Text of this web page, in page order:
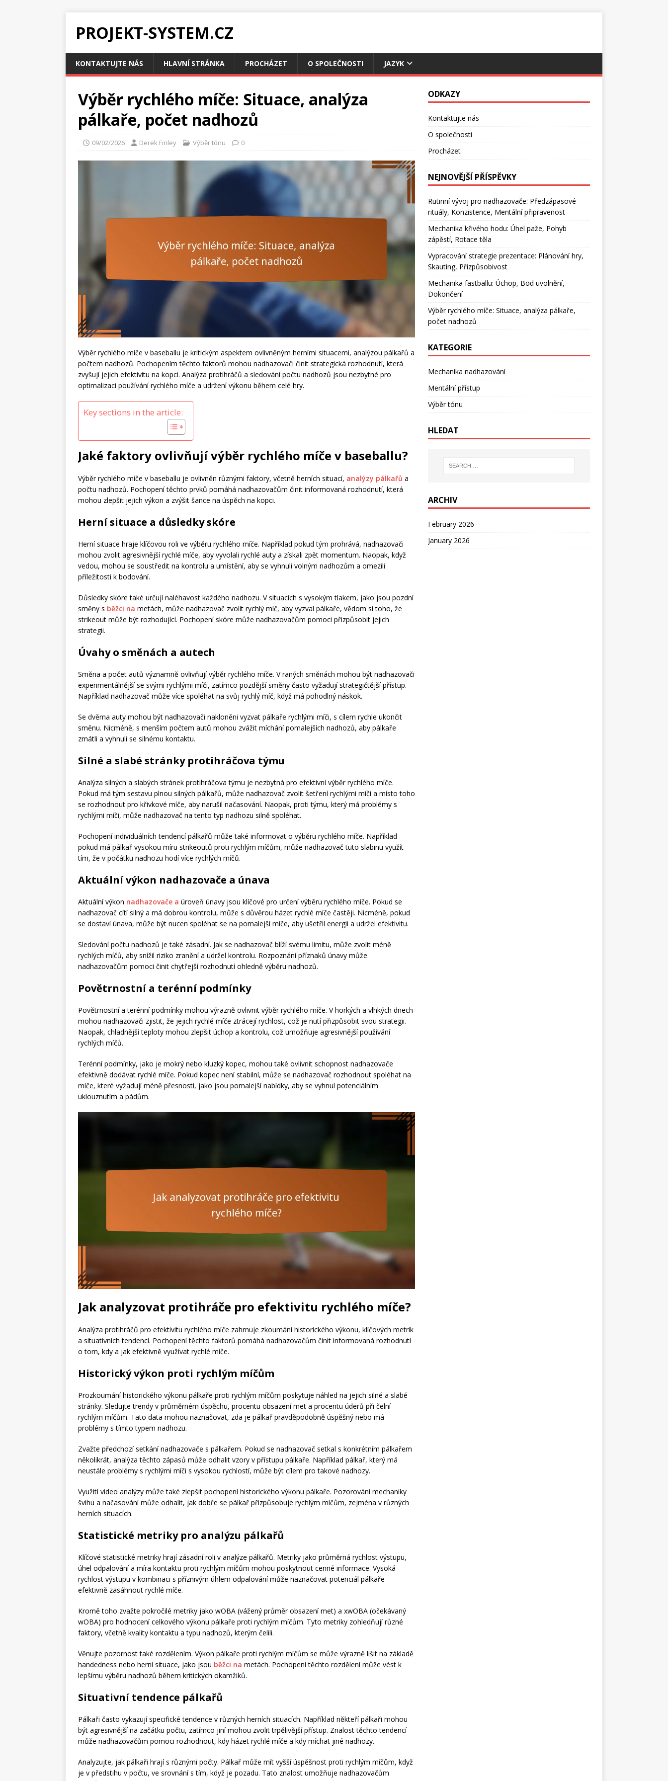
PROJEKT-SYSTEM.CZ
KONTAKTUJTE NÁS HLAVNÍ STRÁNKA PROCHÁZET O SPOLEČNOSTI JAZYK
Výběr rychlého míče: Situace, analýza
pálkaře, počet nadhozů
09/02/2026 Derek Finley Výběr tónu 0
Výběr rychlého míče v baseballu je kritickým aspektem ovlivněným herními situacemi, analýzou pálkařů a
počtem nadhozů. Pochopením těchto faktorů mohou nadhazovači činit strategická rozhodnutí, která
zvyšují jejich efektivitu na kopci. Analýza protihráčů a sledování počtu nadhozů jsou nezbytné pro
optimalizaci používání rychlého míče a udržení výkonu během celé hry.
Key sections in the article:
Jaké faktory ovlivňují výběr rychlého míče v baseballu?
Výběr rychlého míče v baseballu je ovlivněn různými faktory, včetně herních situací, analýzy pálkařů a
počtu nadhozů. Pochopení těchto prvků pomáhá nadhazovačům činit informovaná rozhodnutí, která
mohou zlepšit jejich výkon a zvýšit šance na úspěch na kopci.
Herní situace a důsledky skóre
Herní situace hraje klíčovou roli ve výběru rychlého míče. Například pokud tým prohrává, nadhazovači
mohou zvolit agresivnější rychlé míče, aby vyvolali rychlé auty a získali zpět momentum. Naopak, když
vedou, mohou se soustředit na kontrolu a umístění, aby se vyhnuli volným nadhozům a omezili
příležitosti k bodování.
Důsledky skóre také určují naléhavost každého nadhozu. V situacích s vysokým tlakem, jako jsou pozdní
směny s běžci na metách, může nadhazovač zvolit rychlý míč, aby vyzval pálkaře, vědom si toho, že
strikeout může být rozhodující. Pochopení skóre může nadhazovačům pomoci přizpůsobit jejich
strategii.
Úvahy o směnách a autech
Směna a počet autů významně ovlivňují výběr rychlého míče. V raných směnách mohou být nadhazovači
experimentálnější se svými rychlými míči, zatímco pozdější směny často vyžadují strategičtější přístup.
Například nadhazovač může více spoléhat na svůj rychlý míč, když má pohodlný náskok.
Se dvěma auty mohou být nadhazovači nakloněni vyzvat pálkaře rychlými míči, s cílem rychle ukončit
směnu. Nicméně, s menším počtem autů mohou zvážit míchání pomalejších nadhozů, aby pálkaře
zmátli a vyhnuli se silnému kontaktu.
Silné a slabé stránky protihráčova týmu
Analýza silných a slabých stránek protihráčova týmu je nezbytná pro efektivní výběr rychlého míče.
Pokud má tým sestavu plnou silných pálkařů, může nadhazovač zvolit šetření rychlými míči a místo toho
se rozhodnout pro křivkové míče, aby narušil načasování. Naopak, proti týmu, který má problémy s
rychlými míči, může nadhazovač na tento typ nadhozu silně spoléhat.
Pochopení individuálních tendencí pálkařů může také informovat o výběru rychlého míče. Například
pokud má pálkař vysokou míru strikeoutů proti rychlým míčům, může nadhazovač tuto slabinu využít
tím, že v počátku nadhozu hodí více rychlých míčů.
Aktuální výkon nadhazovače a únava
Aktuální výkon nadhazovače a úroveň únavy jsou klíčové pro určení výběru rychlého míče. Pokud se
nadhazovač cítí silný a má dobrou kontrolu, může s důvěrou házet rychlé míče častěji. Nicméně, pokud
se dostaví únava, může být nucen spoléhat se na pomalejší míče, aby ušetřil energii a udržel efektivitu.
Sledování počtu nadhozů je také zásadní. Jak se nadhazovač blíží svému limitu, může zvolit méně
rychlých míčů, aby snížil riziko zranění a udržel kontrolu. Rozpoznání příznaků únavy může
nadhazovačům pomoci činit chytřejší rozhodnutí ohledně výběru nadhozů.
Povětrnostní a terénní podmínky
Povětrnostní a terénní podmínky mohou výrazně ovlivnit výběr rychlého míče. V horkých a vlhkých dnech
mohou nadhazovači zjistit, že jejich rychlé míče ztrácejí rychlost, což je nutí přizpůsobit svou strategii.
Naopak, chladnější teploty mohou zlepšit úchop a kontrolu, což umožňuje agresivnější používání
rychlých míčů.
Terénní podmínky, jako je mokrý nebo kluzký kopec, mohou také ovlivnit schopnost nadhazovače
efektivně dodávat rychlé míče. Pokud kopec není stabilní, může se nadhazovač rozhodnout spoléhat na
míče, které vyžadují méně přesnosti, jako jsou pomalejší nabídky, aby se vyhnul potenciálním
uklouznutím a pádům.
Jak analyzovat protihráče pro efektivitu rychlého míče?
Analýza protihráčů pro efektivitu rychlého míče zahrnuje zkoumání historického výkonu, klíčových metrik
a situativních tendencí. Pochopení těchto faktorů pomáhá nadhazovačům činit informovaná rozhodnutí
o tom, kdy a jak efektivně využívat rychlé míče.
Historický výkon proti rychlým míčům
Prozkoumání historického výkonu pálkaře proti rychlým míčům poskytuje náhled na jejich silné a slabé
stránky. Sledujte trendy v průměrném úspěchu, procentu obsazení met a procentu úderů při čelní
rychlým míčům. Tato data mohou naznačovat, zda je pálkař pravděpodobně úspěšný nebo má
problémy s tímto typem nadhozu.
Zvažte předchozí setkání nadhazovače s pálkařem. Pokud se nadhazovač setkal s konkrétním pálkařem
několikrát, analýza těchto zápasů může odhalit vzory v přístupu pálkaře. Například pálkař, který má
neustále problémy s rychlými míči s vysokou rychlostí, může být cílem pro takové nadhozy.
Využití video analýzy může také zlepšit pochopení historického výkonu pálkaře. Pozorování mechaniky
švihu a načasování může odhalit, jak dobře se pálkař přizpůsobuje rychlým míčům, zejména v různých
herních situacích.
Statistické metriky pro analýzu pálkařů
Klíčové statistické metriky hrají zásadní roli v analýze pálkařů. Metriky jako průměrná rychlost výstupu,
úhel odpalování a míra kontaktu proti rychlým míčům mohou poskytnout cenné informace. Vysoká
rychlost výstupu v kombinaci s příznivým úhlem odpalování může naznačovat potenciál pálkaře
efektivně zasáhnout rychlé míče.
Kromě toho zvažte pokročilé metriky jako wOBA (vážený průměr obsazení met) a xwOBA (očekávaný
wOBA) pro hodnocení celkového výkonu pálkaře proti rychlým míčům. Tyto metriky zohledňují různé
faktory, včetně kvality kontaktu a typu nadhozů, kterým čelili.
Věnujte pozornost také rozdělením. Výkon pálkaře proti rychlým míčům se může výrazně lišit na základě
handedness nebo herní situace, jako jsou běžci na metách. Pochopení těchto rozdělení může vést k
lepšímu výběru nadhozů během kritických okamžiků.
Situativní tendence pálkařů
Pálkaři často vykazují specifické tendence v různých herních situacích. Například někteří pálkaři mohou
být agresivnější na začátku počtu, zatímco jiní mohou zvolit trpělivější přístup. Znalost těchto tendencí
může nadhazovačům pomoci rozhodnout, kdy házet rychlé míče a kdy míchat jiné nadhozy.
Analyzujte, jak pálkaři hrají s různými počty. Pálkař může mít vyšší úspěšnost proti rychlým míčům, když
je v předstihu v počtu, ve srovnání s tím, když je pozadu. Tato znalost umožňuje nadhazovačům
ODKAZY
Kontaktujte nás
O společnosti
Procházet
NEJNOVĚJŠÍ PŘÍSPĚVKY
Rutinní vývoj pro nadhazovače: Předzápasové
rituály, Konzistence, Mentální připravenost
Mechanika křivého hodu: Úhel paže, Pohyb
zápěstí, Rotace těla
Vypracování strategie prezentace: Plánování hry,
Skauting, Přizpůsobivost
Mechanika fastballu: Úchop, Bod uvolnění,
Dokončení
Výběr rychlého míče: Situace, analýza pálkaře,
počet nadhozů
KATEGORIE
Mechanika nadhazování
Mentální přístup
Výběr tónu
HLEDAT
ARCHIV
February 2026
January 2026